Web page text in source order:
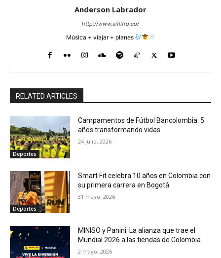
Anderson Labrador
http://www.elfiltro.co/
Música + viajar + planes
RELATED ARTICLES
Deportes
Campamentos de Fútbol Bancolombia: 5
años transformando vidas
24 julio, 2026
Deportes
Smart Fit celebra 10 años en Colombia con
su primera carrera en Bogotá
31 mayo, 2026
MINISO y Panini: La alianza que trae el
Mundial 2026 a las tiendas de Colombia
2 mayo, 2026